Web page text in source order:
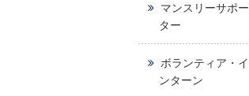
マンスリーサポー
ター
ボランティア・イ
ンターン